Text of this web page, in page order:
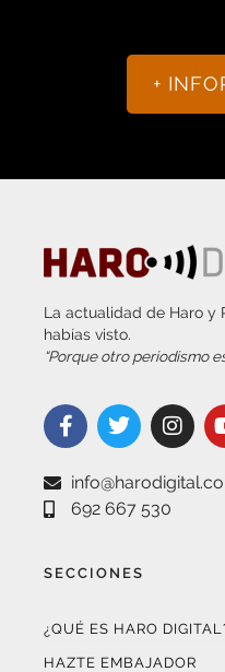
+
La actualidad de Haro y
habías visto.
“Porque otro periodismo
692 667 530
SECCIONES
¿QUÉ ES HARO
HAZTE EMBAJADOR